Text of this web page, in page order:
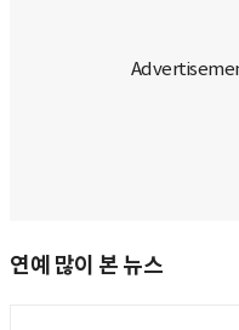
연예 많이 본 뉴스